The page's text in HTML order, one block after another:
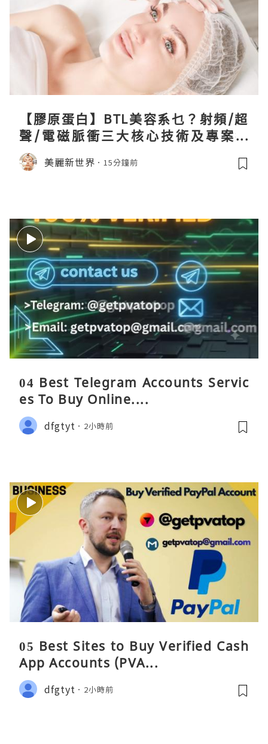
【膠原蛋白】BTL美容系乜？射頻/超
聲/電磁脈衝三大核心技術及專案盤
點！
美麗新世界 15分鐘前
04 Best Telegram Accounts Servic
es To Buy Online....
dfgtyt 2小時前
05 Best Sites to Buy Verified Cash
App Accounts (PVA...
dfgtyt 2小時前